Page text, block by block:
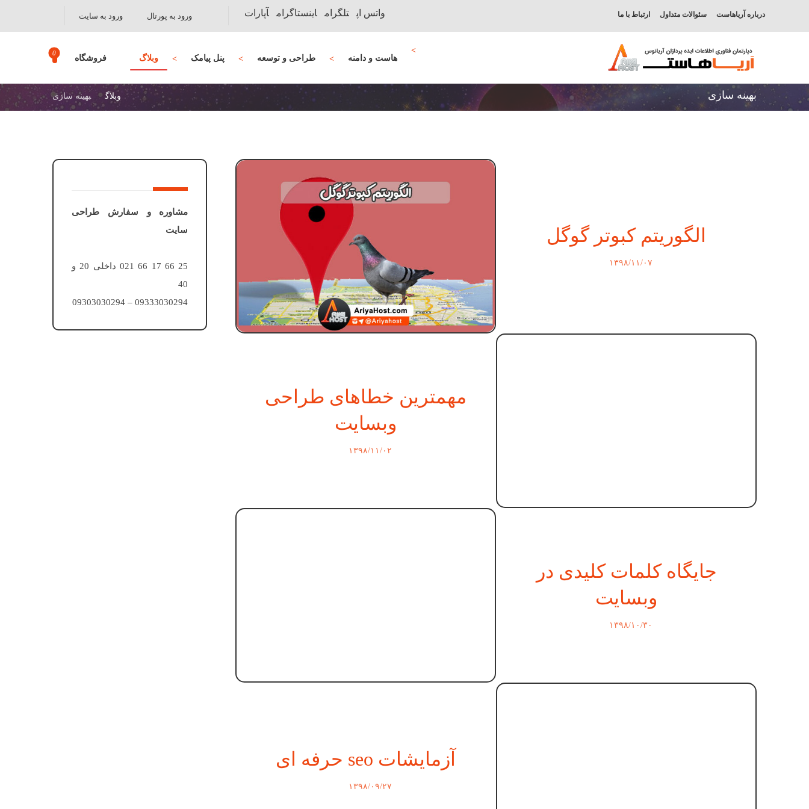
درباره آریاهاست سئوالات متداول ارتباط با ما ورود به سایت ورود به پورتال واتس اپ تلگرام اینستاگرام آپارات
هاست و دامنه طراحی و توسعه پنل پیامک وبلاگ فروشگاه
بهینه سازی وبلاگ بهینه سازی
الگوریتم کبوتر گوگل
۱۳۹۸/۱۱/۰۷
مهمترین خطاهای طراحی
وبسایت
۱۳۹۸/۱۱/۰۲
جایگاه کلمات کلیدی در
وبسایت
۱۳۹۸/۱۰/۳۰
آزمایشات seo حرفه ای
۱۳۹۸/۰۹/۲۷
مشاوره و سفارش طراحی
سایت
25 66 17 66 021 داخلی 20 و
40
09333030294 – 09303030294